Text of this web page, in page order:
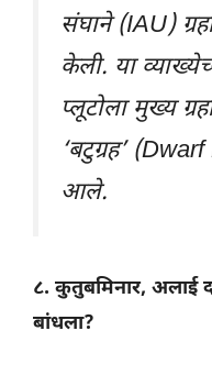
संघाने (IAU)
केली. या
प्लूटोला मुख्य
‘बटुग्रह’
आले.
८. कुतुबमिनार, अलाई
बांधला?